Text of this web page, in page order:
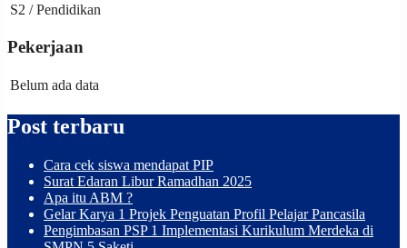
replica
submariner.
finish
this
movement
observed
S2 / Pendidikan
Pekerjaan
Belum ada data
Post terbaru
Cara cek siswa mendapat PIP
Surat Edaran Libur Ramadhan 2025
Apa itu ABM ?
Gelar Karya 1 Projek Penguatan Profil Pelajar Pancasila
Pengimbasan PSP 1 Implementasi Kurikulum Merdeka di